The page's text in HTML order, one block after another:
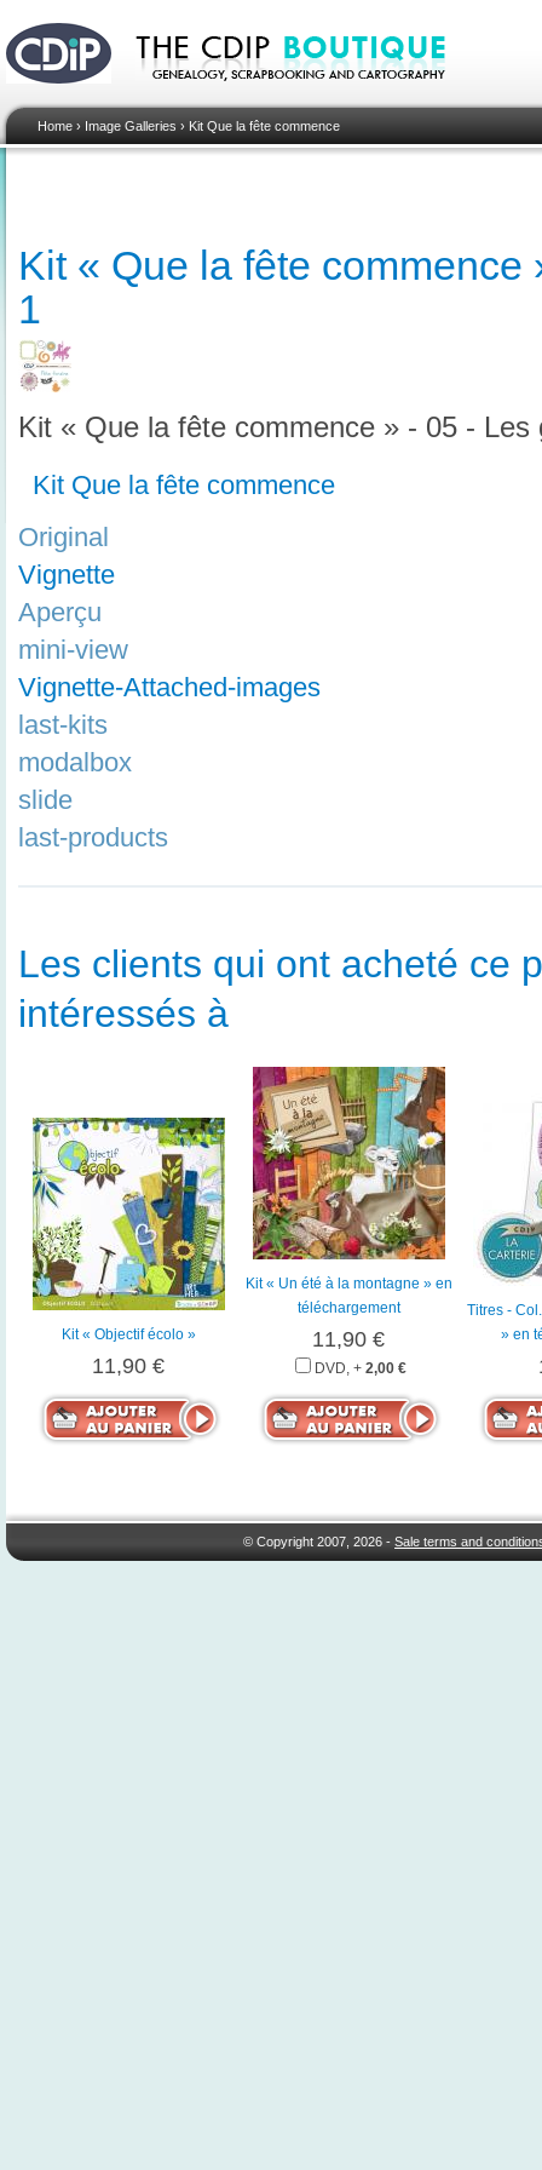
Home › Image Galleries › Kit Que la fête commence
Kit « Que la fête commence
1
Kit « Que la fête commence » - 05 - Les
Kit Que la fête commence
Original
Vignette
Aperçu
mini-view
Vignette-Attached-images
last-kits
modalbox
slide
last-products
Les clients qui ont acheté ce
intéressés à
Kit « Objectif écolo »
11,90 €
Kit « Un été à la montagne » en
téléchargement
11,90 €
DVD, + 2,00 €
Titres -
» en
© Copyright 2007, 2026 -Sale terms and